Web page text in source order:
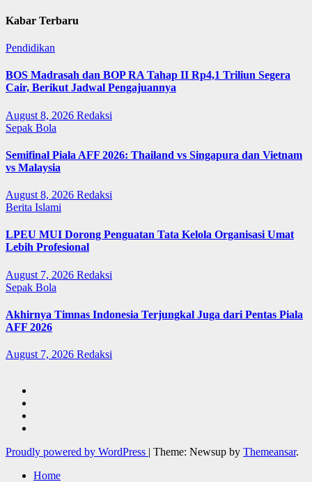
Kabar Terbaru
Pendidikan
BOS Madrasah dan BOP RA Tahap II Rp4,1 Triliun Segera
Cair, Berikut Jadwal Pengajuannya
August 8, 2026 Redaksi
Sepak Bola
Semifinal Piala AFF 2026: Thailand vs Singapura dan Vietnam
vs Malaysia
August 8, 2026 Redaksi
Berita Islami
LPEU MUI Dorong Penguatan Tata Kelola Organisasi Umat
Lebih Profesional
August 7, 2026 Redaksi
Sepak Bola
Akhirnya Timnas Indonesia Terjungkal Juga dari Pentas Piala
AFF 2026
August 7, 2026 Redaksi
Proudly powered by WordPress | Theme: Newsup by Themeansar.
Home